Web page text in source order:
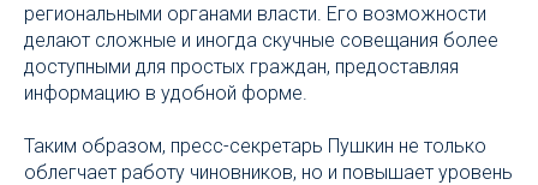
региональными органами власти. Его возможности
делают сложные и иногда скучные совещания более
доступными для простых граждан, предоставляя
информацию в удобной форме.
Таким образом, пресс-секретарь Пушкин не только
облегчает работу чиновников, но и повышает уровень